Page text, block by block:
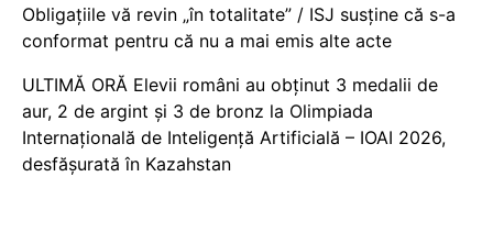
Obligațiile vă revin „în totalitate” / ISJ susține că s-a
conformat pentru că nu a mai emis alte acte
ULTIMĂ ORĂ Elevii români au obținut 3 medalii de
aur, 2 de argint și 3 de bronz la Olimpiada
Internațională de Inteligență Artificială – IOAI 2026,
desfășurată în Kazahstan